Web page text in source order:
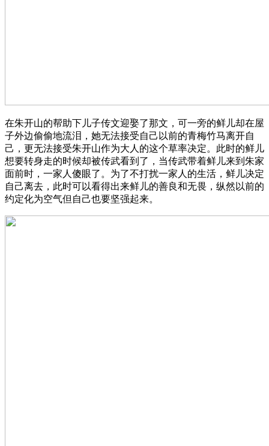
在朱开山的帮助下儿子传文迎娶了那文，可一旁的鲜儿却在屋
子外边偷偷地流泪，她无法接受自己以前的青梅竹马离开自
己，更无法接受朱开山作为大人的这个草率决定。此时的鲜儿
想要转身走的时候却被传武看到了，当传武带着鲜儿来到朱家
面前时，一家人傻眼了。为了不打扰一家人的生活，鲜儿决定
自己离去，此时可以看得出来鲜儿的善良和无畏，纵然以前的
约定化为空气但自己也要坚强起来。